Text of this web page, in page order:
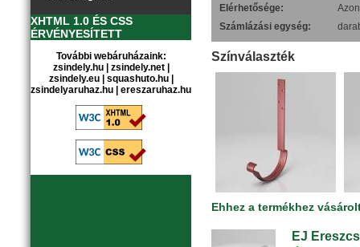
XHTML 1.0 ÉS CSS
ÉRVÉNYESÍTETT
További webáruházaink:
zsindely.hu| zsindely.net|
zsindely.eu| squashuto.hu|
zsindelyaruhaz.hu
ereszaruhaz.hu
Elérhetősége:
Számlázási egység:
Színválaszték
Ehhez a termékhez
EJ